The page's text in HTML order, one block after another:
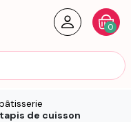
Créer
0
de cuisson